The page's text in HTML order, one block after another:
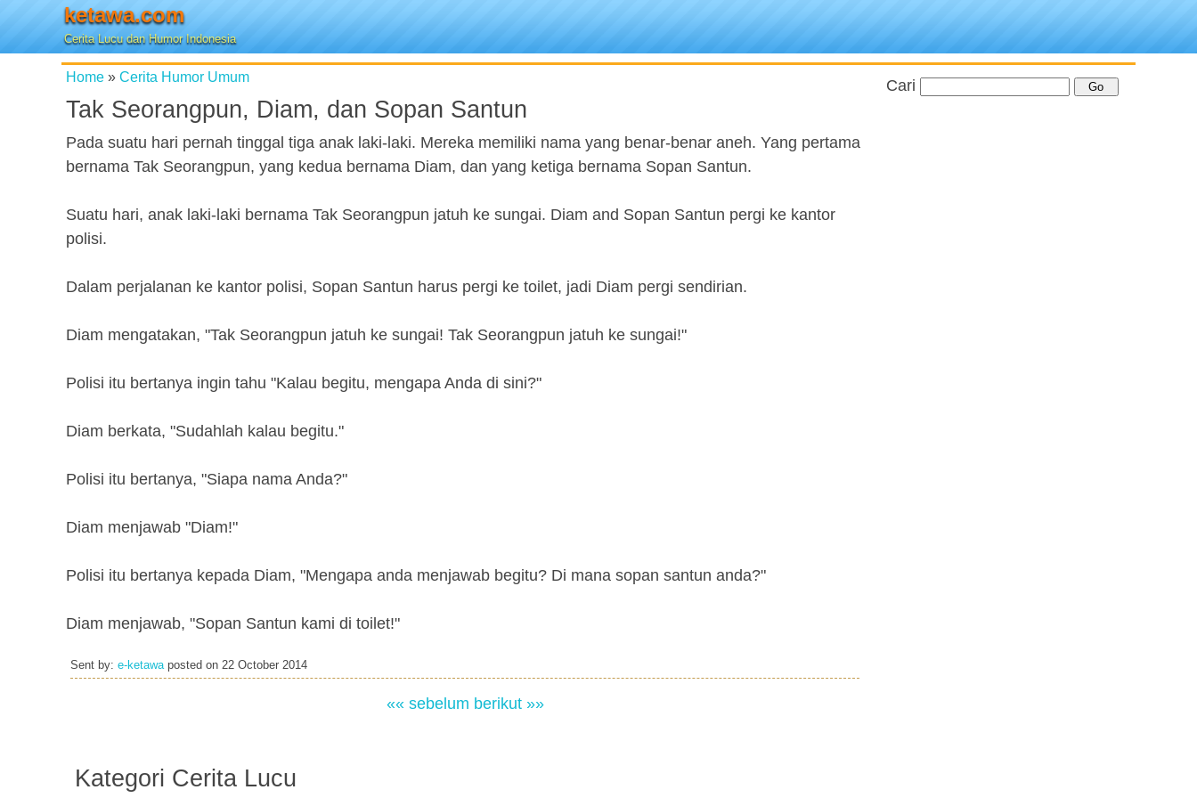
ketawa.com
Cerita Lucu dan Humor Indonesia
Home » Cerita Humor Umum
Tak Seorangpun, Diam, dan Sopan Santun
Pada suatu hari pernah tinggal tiga anak laki-laki. Mereka memiliki nama yang benar-benar aneh. Yang pertama
bernama Tak Seorangpun, yang kedua bernama Diam, dan yang ketiga bernama Sopan Santun.
Suatu hari, anak laki-laki bernama Tak Seorangpun jatuh ke sungai. Diam and Sopan Santun pergi ke kantor
polisi.
Dalam perjalanan ke kantor polisi, Sopan Santun harus pergi ke toilet, jadi Diam pergi sendirian.
Diam mengatakan, "Tak Seorangpun jatuh ke sungai! Tak Seorangpun jatuh ke sungai!"
Polisi itu bertanya ingin tahu "Kalau begitu, mengapa Anda di sini?"
Diam berkata, "Sudahlah kalau begitu."
Polisi itu bertanya, "Siapa nama Anda?"
Diam menjawab "Diam!"
Polisi itu bertanya kepada Diam, "Mengapa anda menjawab begitu? Di mana sopan santun anda?"
Diam menjawab, "Sopan Santun kami di toilet!"
Sent by: e-ketawaposted on 22 October 2014
«« sebelum berikut »»
Cari
Kategori Cerita Lucu